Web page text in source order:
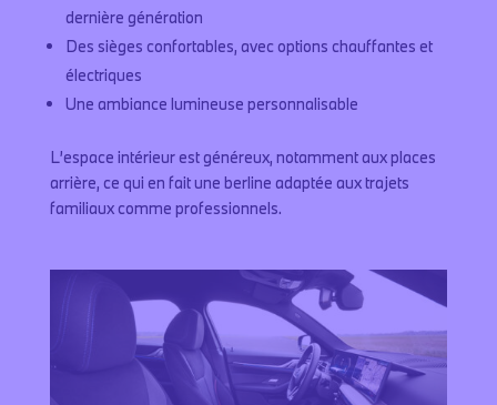
dernière génération
Des sièges confortables, avec options chauffantes et
électriques
Une ambiance lumineuse personnalisable
L’espace intérieur est généreux, notamment aux places
arrière, ce qui en fait une berline adaptée aux trajets
familiaux comme professionnels.